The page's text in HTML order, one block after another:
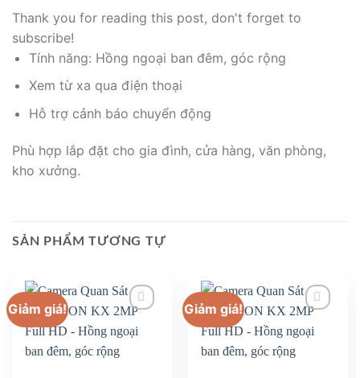
Thank you for reading this post, don't forget to
subscribe!
Tính năng: Hồng ngoại ban đêm, góc rộng
Xem từ xa qua điện thoại
Hỗ trợ cảnh báo chuyển động
Phù hợp lắp đặt cho gia đình, cửa hàng, văn phòng,
kho xưởng.
SẢN PHẨM TƯƠNG TỰ
Giảm giá! Giảm giá!